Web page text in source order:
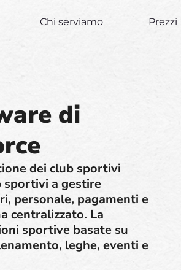
Chi serviamo Prezzi
di
dei club sportivi
sportivi a gestire
personale, pagamenti e
centralizzato. La
sportive basate su
leghe, eventi e